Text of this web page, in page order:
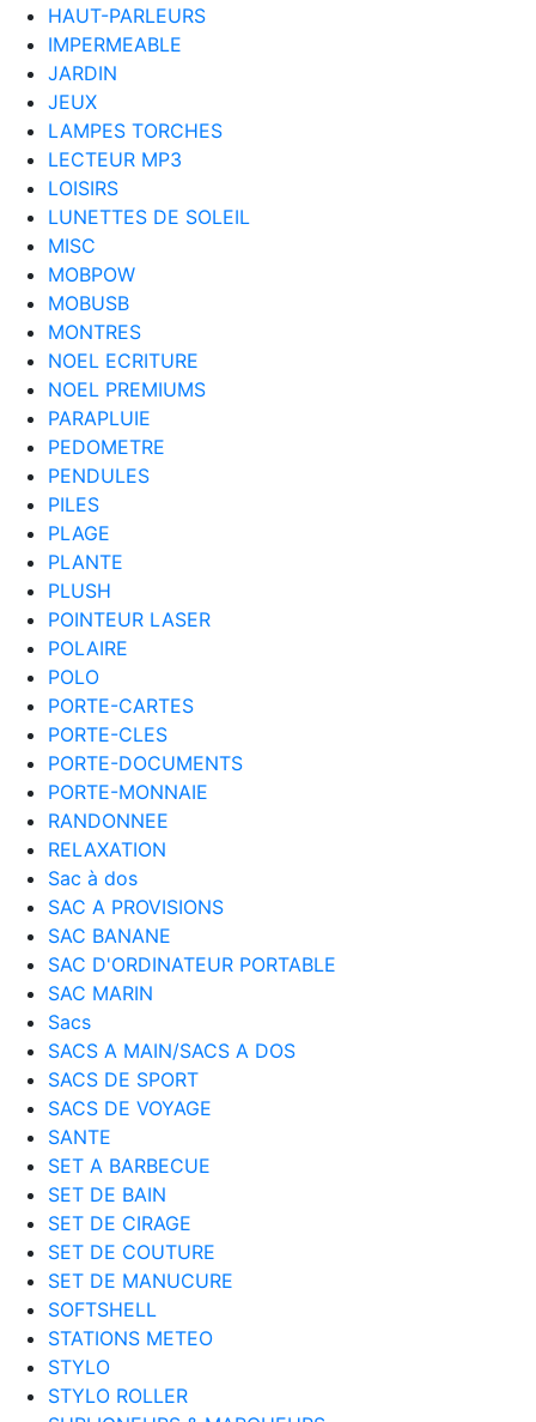
HAUT-PARLEURS
IMPERMEABLE
JARDIN
JEUX
LAMPES TORCHES
LECTEUR MP3
LOISIRS
LUNETTES DE SOLEIL
MISC
MOBPOW
MOBUSB
MONTRES
NOEL ECRITURE
NOEL PREMIUMS
PARAPLUIE
PEDOMETRE
PENDULES
PILES
PLAGE
PLANTE
PLUSH
POINTEUR LASER
POLAIRE
POLO
PORTE-CARTES
PORTE-CLES
PORTE-DOCUMENTS
PORTE-MONNAIE
RANDONNEE
RELAXATION
Sac à dos
SAC A PROVISIONS
SAC BANANE
SAC D'ORDINATEUR PORTABLE
SAC MARIN
Sacs
SACS A MAIN/SACS A DOS
SACS DE SPORT
SACS DE VOYAGE
SANTE
SET A BARBECUE
SET DE BAIN
SET DE CIRAGE
SET DE COUTURE
SET DE MANUCURE
SOFTSHELL
STATIONS METEO
STYLO
STYLO ROLLER